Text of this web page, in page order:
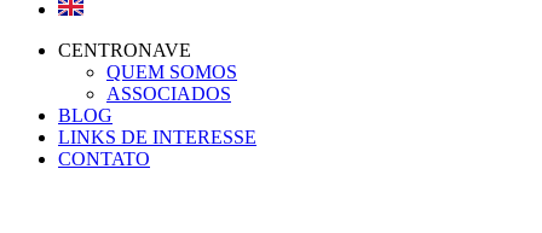
CENTRONAVE
QUEM SOMOS
ASSOCIADOS
BLOG
LINKS DE INTERESSE
CONTATO